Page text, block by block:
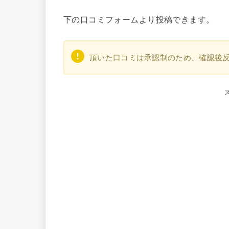
下の口コミフォームより投稿できます。
頂いた口コミは承認制のため、確認後